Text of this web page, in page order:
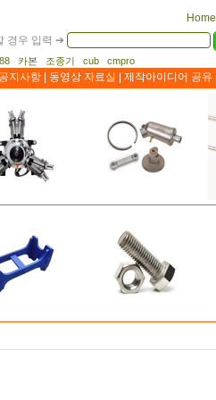
Home
경우 입력 ➔
카본 조종기 cub cmpro
공지사항 동영상 자료실 제작아이디어 공유